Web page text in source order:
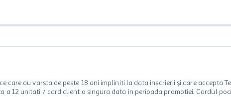
care au varsta de peste 18 ani impliniti la data inscrierii și care accepta
a 12 unitati / card client o singura data in perioada promotiei. Cardul